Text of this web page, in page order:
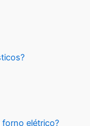
elétrico?